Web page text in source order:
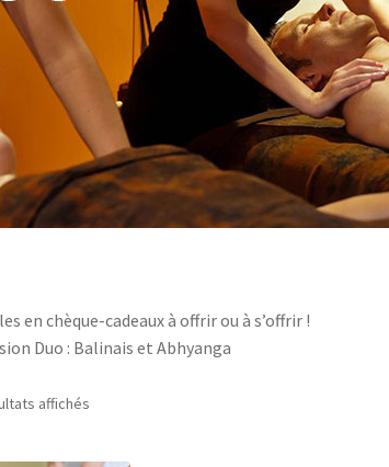
en chèque-cadeaux à offrir ou à s’offrir !
Duo : Balinais et Abhyanga
affichés